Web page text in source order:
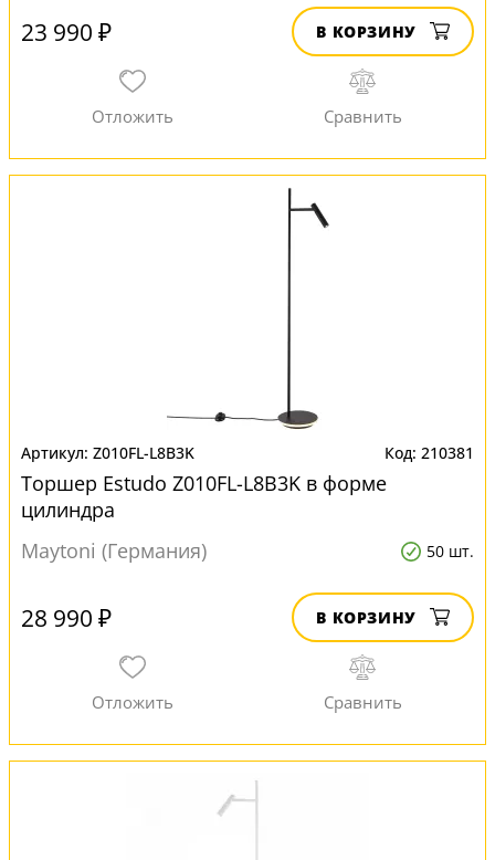
23 990 ₽ В КОРЗИНУ
Z010FL-L8B3K 210381
Торшер Estudo Z010FL-L8B3K в форме
цилиндра
Maytoni (Германия)
50 шт.
28 990 ₽ В КОРЗИНУ